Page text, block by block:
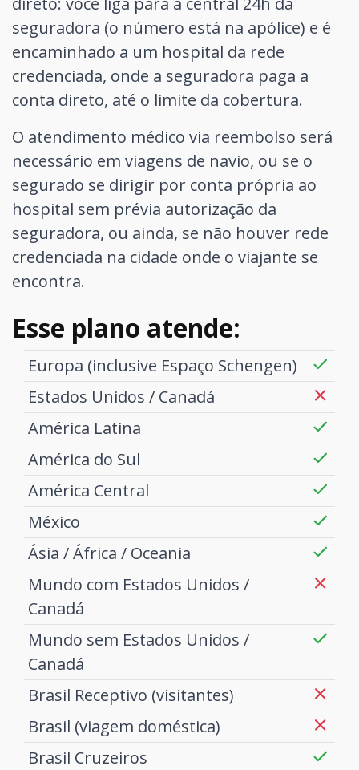
seguradora (o número está na apólice) e é
encaminhado a um hospital da rede
credenciada, onde a seguradora paga a
conta direto, até o limite da cobertura.
O atendimento médico via reembolso será
necessário em viagens de navio, ou se o
segurado se dirigir por conta própria ao
hospital sem prévia autorização da
seguradora, ou ainda, se não houver rede
credenciada na cidade onde o viajante se
encontra.
Esse plano atende:
Europa (inclusive Espaço Schengen)
Estados Unidos / Canadá
América Latina
América do Sul
América Central
México
Ásia / África / Oceania
Mundo com Estados Unidos /
Canadá
Mundo sem Estados Unidos /
Canadá
Brasil Receptivo (visitantes)
Brasil (viagem doméstica)
Brasil Cruzeiros